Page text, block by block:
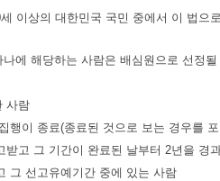
이상의 대한민국 국민 중에서 이 법으
에 해당하는 사람은 배심원으로 선정
사람
행이 종료(종료된 것으로 보는 경우를
고 그 기간이 완료된 날부터 2년을 경
그 선고유예기간 중에 있는 사람